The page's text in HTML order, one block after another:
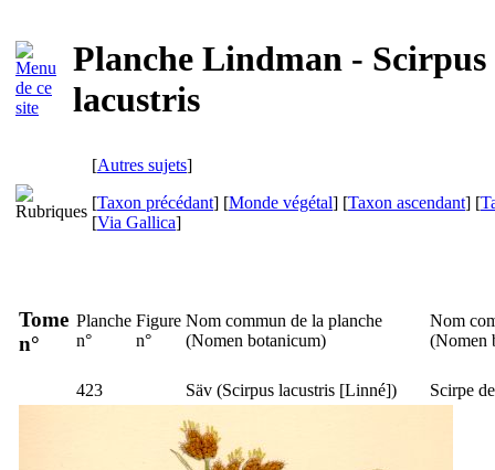
Planche Lindman - Scirpus
lacustris
[Autres sujets]
[Taxon précédant] [Monde végétal] [Taxon ascendant] [
[Via Gallica]
Tome
n°
Planche
n°
Figure
n°
Nom commun de la planche
(Nomen botanicum)
Nom
(Nomen
423 Säv (Scirpus lacustris [Linné]) Scirpe